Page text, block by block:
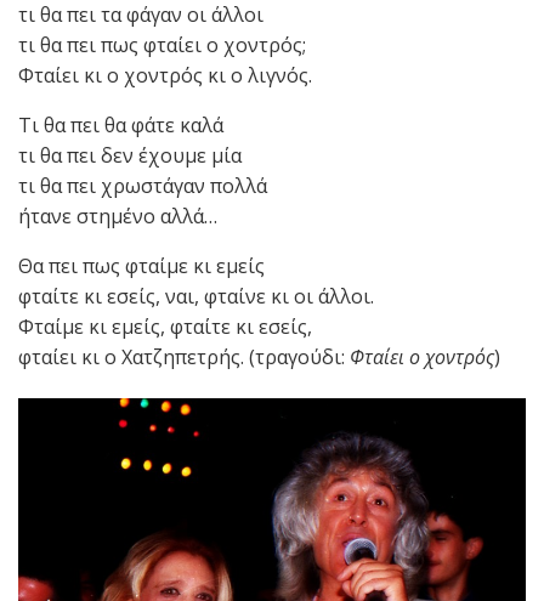
τι θα πει τα φάγαν οι άλλοι
τι θα πει πως φταίει ο χοντρός;
Φταίει κι ο χοντρός κι ο λιγνός.
Τι θα πει θα φάτε καλά
τι θα πει δεν έχουμε μία
τι θα πει χρωστάγαν πολλά
ήτανε στημένο αλλά…
Θα πει πως φταίμε κι εμείς
φταίτε κι εσείς, ναι, φταίνε κι οι άλλοι.
Φταίμε κι εμείς, φταίτε κι εσείς,
φταίει κι ο Χατζηπετρής. (τραγούδι: Φταίει ο χοντρός)